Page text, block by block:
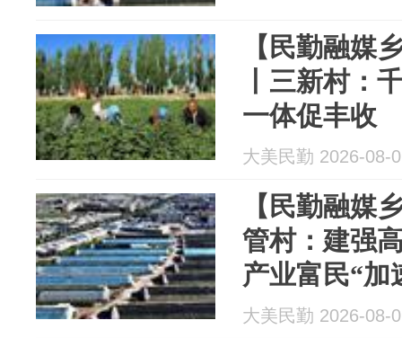
【民勤融媒
丨三新村：
一体促丰收
大美民勤 2026-08-
【民勤融媒
管村：建强
产业富民“加
大美民勤 2026-08-